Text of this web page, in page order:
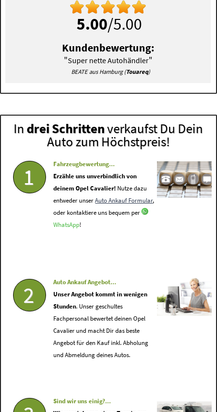
5.00/5.00
Kundenbewertung:
"Super nette Autohändler"
BEATE aus Hamburg (Touareq)
In drei Schrittenverkaufst Du Dein
Auto zum Höchstpreis!
1
Fahrzeugbewertung...
Erzähle uns unverbindlich von
deinem Opel Cavalier! Nutze dazu
entweder unserAuto Ankauf Formular,
oder kontaktiere uns bequem per
WhatsApp!
2
Auto Ankauf Angebot...
Unser Angebot kommt in wenigen
Stunden. Unser geschultes
Fachpersonal bewertet deinen Opel
Cavalier und macht Dir das beste
Angebot für den Kauf inkl. Abholung
und Abmeldung deines Autos.
Sind wir uns einig?...